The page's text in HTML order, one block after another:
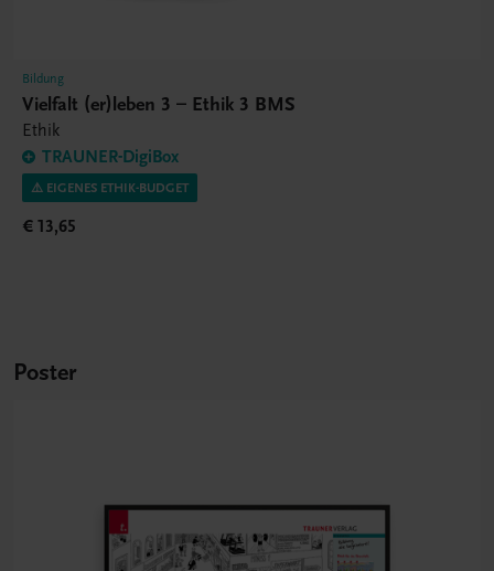
Bildung
Vielfalt (er)leben 3 – Ethik 3 BMS
Ethik
TRAUNER-DigiBox
⚠️ EIGENES ETHIK-BUDGET
€ 13,65
Poster